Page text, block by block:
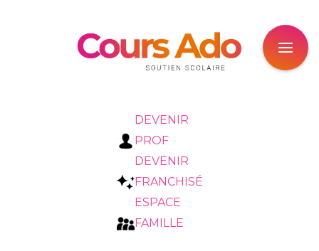
DEVENIR
PROF
DEVENIR
FRANCHISÉ
ESPACE
FAMILLE